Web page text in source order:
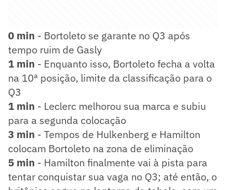
0 min - Bortoleto se garante no Q3 após
tempo ruim de Gasly
1 min - Enquanto isso, Bortoleto fecha a volta
na 10ª posição, limite da classificação para o
Q3
1 min - Leclerc melhorou sua marca e subiu
para a segunda colocação
3 min - Tempos de Hulkenberg e Hamilton
colocam Bortoleto na zona de eliminação
5 min - Hamilton finalmente vai à pista para
tentar conquistar sua vaga no Q3; até então, o